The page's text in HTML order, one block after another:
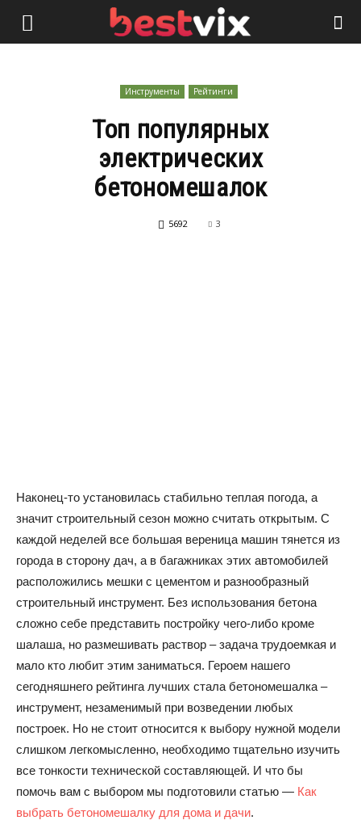
Инструменты Рейтинги
Топ популярных
электрических
бетономешалок
5692 3
Наконец-то установилась стабильно теплая погода, а
значит строительный сезон можно считать открытым. С
каждой неделей все большая вереница машин тянется из
города в сторону дач, а в багажниках этих автомобилей
расположились мешки с цементом и разнообразный
строительный инструмент. Без использования бетона
сложно себе представить постройку чего-либо кроме
шалаша, но размешивать раствор – задача трудоемкая и
мало кто любит этим заниматься. Героем нашего
сегодняшнего рейтинга лучших стала бетономешалка –
инструмент, незаменимый при возведении любых
построек. Но не стоит относится к выбору нужной модели
слишком легкомысленно, необходимо тщательно изучить
все тонкости технической составляющей. И что бы
помочь вам с выбором мы подготовили статью — Как
выбрать бетономешалку для дома и дачи.